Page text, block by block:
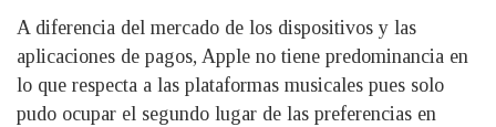
A diferencia del mercado de los dispositivos y las
aplicaciones de pagos, Apple no tiene predominancia en
lo que respecta a las plataformas musicales pues solo
pudo ocupar el segundo lugar de las preferencias en